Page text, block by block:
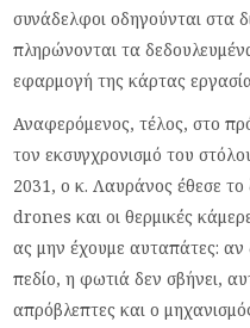
συνάδελφοι οδηγούνται στα
πληρώνονται τα
εφαρμογή της κάρτας
Αναφερόμενος, τέλος, στο
τον εκσυγχρονισμό του
2031, ο κ. Λαυράνος έθεσε
drones και οι θερμικές
ας μην έχουμε αυταπάτες: αν
πεδίο, η φωτιά δεν σβήνει,
απρόβλεπτες και ο